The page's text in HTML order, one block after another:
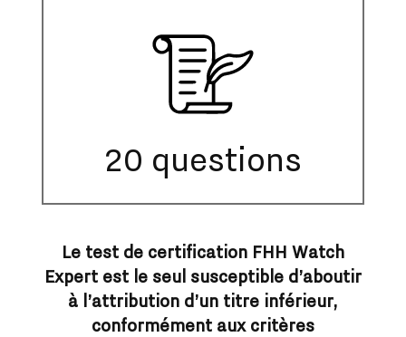
20 questions
Le test de certification FHH Watch
Expert est le seul susceptible d’aboutir
à l’attribution d’un titre inférieur,
conformément aux critères